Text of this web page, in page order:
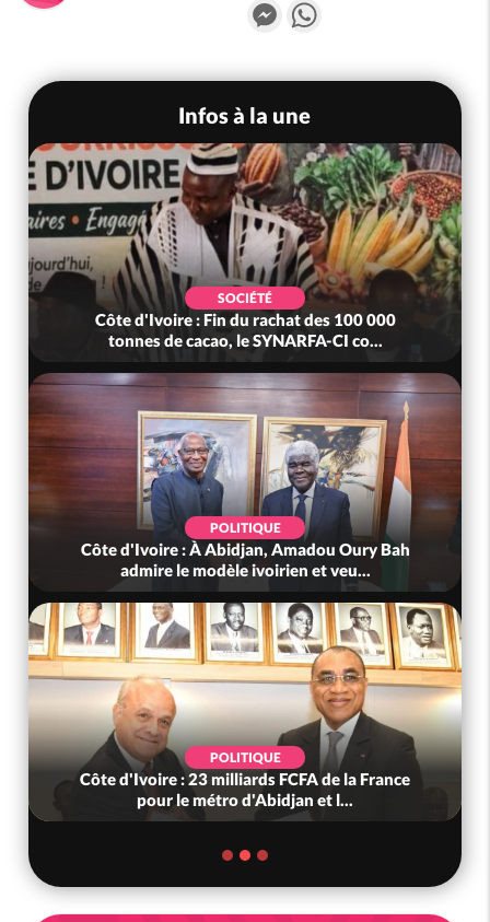
Messenger
Infos à la une
SOCIÉTÉ
Côte d'Ivoire : Fin du rachat des 100 000
tonnes de cacao, le SYNARFA-CI co...
POLITIQUE
Côte d'Ivoire : À Abidjan, Amadou Oury Bah
admire le modèle ivoirien et veu...
POLITIQUE
Côte d'Ivoire : 23 milliards FCFA de la France
pour le métro d'Abidjan et l...